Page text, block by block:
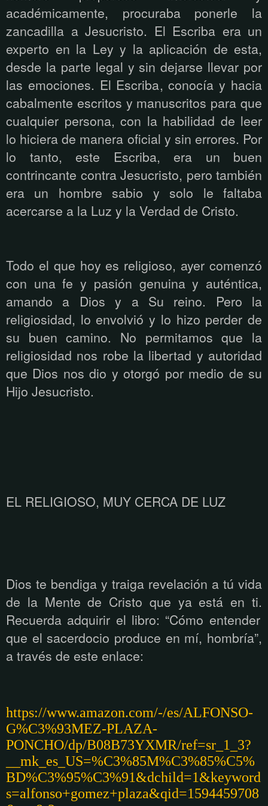
académicamente, procuraba ponerle la
zancadilla a Jesucristo. El Escriba era un
experto en la Ley y la aplicación de esta,
desde la parte legal y sin dejarse llevar por
las emociones. El Escriba, conocía y hacia
cabalmente escritos y manuscritos para que
cualquier persona, con la habilidad de leer
lo hiciera de manera oficial y sin errores. Por
lo tanto, este Escriba, era un buen
contrincante contra Jesucristo, pero también
era un hombre sabio y solo le faltaba
acercarse a la Luz y la Verdad de Cristo.
Todo el que hoy es religioso, ayer comenzó
con una fe y pasión genuina y auténtica,
amando a Dios y a Su reino. Pero la
religiosidad, lo envolvió y lo hizo perder de
su buen camino. No permitamos que la
religiosidad nos robe la libertad y autoridad
que Dios nos dio y otorgó por medio de su
Hijo Jesucristo.
EL RELIGIOSO, MUY CERCA DE LUZ
Dios te bendiga y traiga revelación a tú vida
de la Mente de Cristo que ya está en ti.
Recuerda adquirir el libro: “Cómo entender
que el sacerdocio produce en mí, hombría”,
a través de este enlace:
https://www.amazon.com/-/es/ALFONSO-
G%C3%93MEZ-PLAZA-
PONCHO/dp/B08B73YXMR/ref=sr_1_3?
__mk_es_US=%C3%85M%C3%85%C5%
BD%C3%95%C3%91&dchild=1&keyword
s=alfonso+gomez+plaza&qid=1594459708